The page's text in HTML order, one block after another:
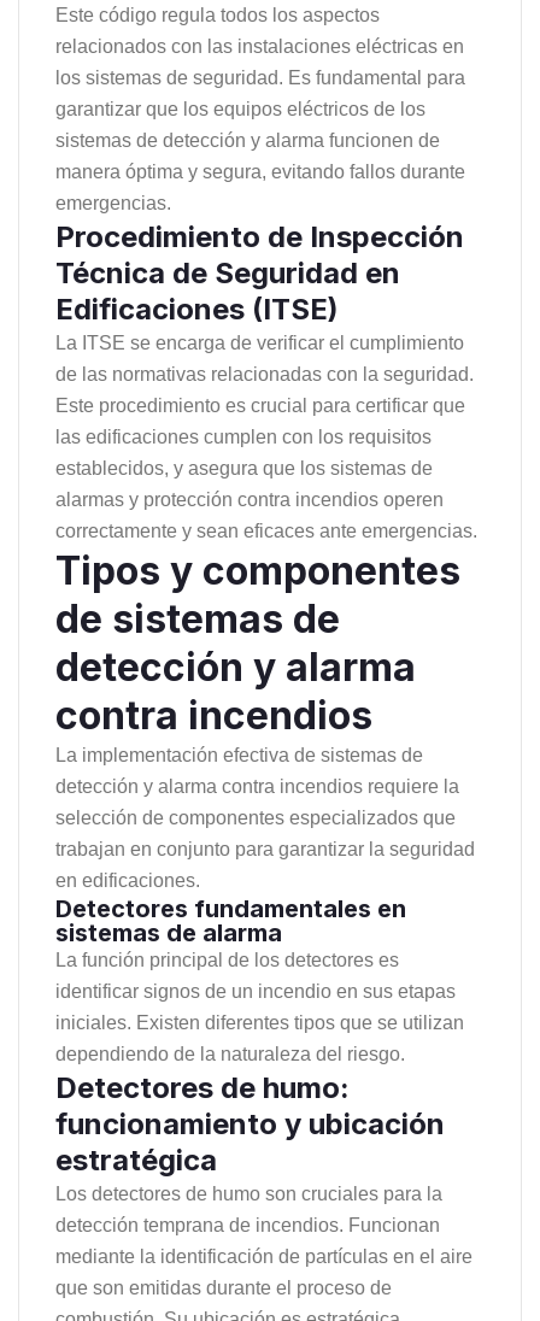
Este código regula todos los aspectos
relacionados con las instalaciones eléctricas en
los sistemas de seguridad. Es fundamental para
garantizar que los equipos eléctricos de los
sistemas de detección y alarma funcionen de
manera óptima y segura, evitando fallos durante
emergencias.
Procedimiento de Inspección
Técnica de Seguridad en
Edificaciones (ITSE)
La ITSE se encarga de verificar el cumplimiento
de las normativas relacionadas con la seguridad.
Este procedimiento es crucial para certificar que
las edificaciones cumplen con los requisitos
establecidos, y asegura que los sistemas de
alarmas y protección contra incendios operen
correctamente y sean eficaces ante emergencias.
Tipos y componentes
de sistemas de
detección y alarma
contra incendios
La implementación efectiva de sistemas de
detección y alarma contra incendios requiere la
selección de componentes especializados que
trabajan en conjunto para garantizar la seguridad
en edificaciones.
Detectores fundamentales en
sistemas de alarma
La función principal de los detectores es
identificar signos de un incendio en sus etapas
iniciales. Existen diferentes tipos que se utilizan
dependiendo de la naturaleza del riesgo.
Detectores de humo:
funcionamiento y ubicación
estratégica
Los detectores de humo son cruciales para la
detección temprana de incendios. Funcionan
mediante la identificación de partículas en el aire
que son emitidas durante el proceso de